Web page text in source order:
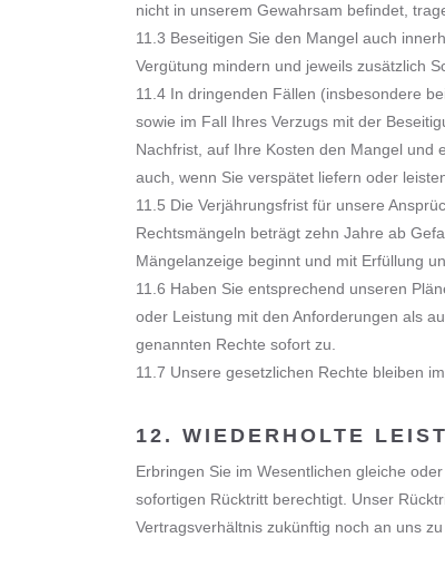
nicht in unserem Gewahrsam befindet,
11.3 Beseitigen Sie den Mangel auch
Vergütung mindern und jeweils zusätzlich
11.4 In dringenden Fällen (insbesondere
sowie im Fall Ihres Verzugs mit der
Nachfrist, auf Ihre Kosten den Mangel und
auch, wenn Sie verspätet liefern oder
11.5 Die Verjährungsfrist für unsere
Rechtsmängeln beträgt zehn Jahre ab
Mängelanzeige beginnt und mit Erfüllung
11.6 Haben Sie entsprechend unseren
oder Leistung mit den Anforderungen als
genannten Rechte sofort zu.
11.7 Unsere gesetzlichen Rechte bleiben
12. WIEDERHOLTE
Erbringen Sie im Wesentlichen gleiche
sofortigen Rücktritt berechtigt. Unser
Vertragsverhältnis zukünftig noch an uns